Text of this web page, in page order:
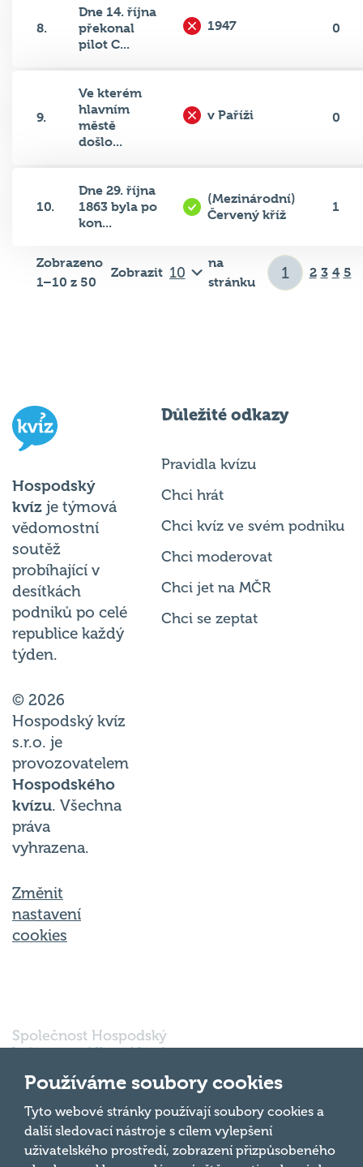
8.
Dne 14. října
překonal
pilot C...
1947 0
9.
Ve kterém
hlavním
městě
došlo...
v Paříži 0
10.
Dne 29. října
1863 byla po
kon...
(Mezinárodní)
Červený kříž
1
Zobrazeno
1–10 z 50
Zobrazit
na
stránku
2 3 4 5
Hospodský
kvíz je týmová
vědomostní
soutěž
probíhající v
desítkách
podniků po celé
republice každý
týden.
© 2026
Hospodský kvíz
s.r.o. je
provozovatelem
Hospodského
kvízu. Všechna
práva
vyhrazena.
Změnit
nastavení
cookies
Důležité odkazy
Pravidla kvízu
Chci hrát
Chci kvíz ve svém podniku
Chci moderovat
Chci jet na MČR
Chci se zeptat
Společnost Hospodský
kvíz s.r.o., sídlem Nové
602 00 Brno, IČ:
03980138, DIČ:
CZ03980138 je vedena
pod spisovou značkou
a oddílem 90428 C u
Nahoru
Používáme soubory cookies
Tyto webové stránky používají soubory cookies a
další sledovací nástroje s cílem vylepšení
uživatelského prostředí, zobrazení přizpůsobeného